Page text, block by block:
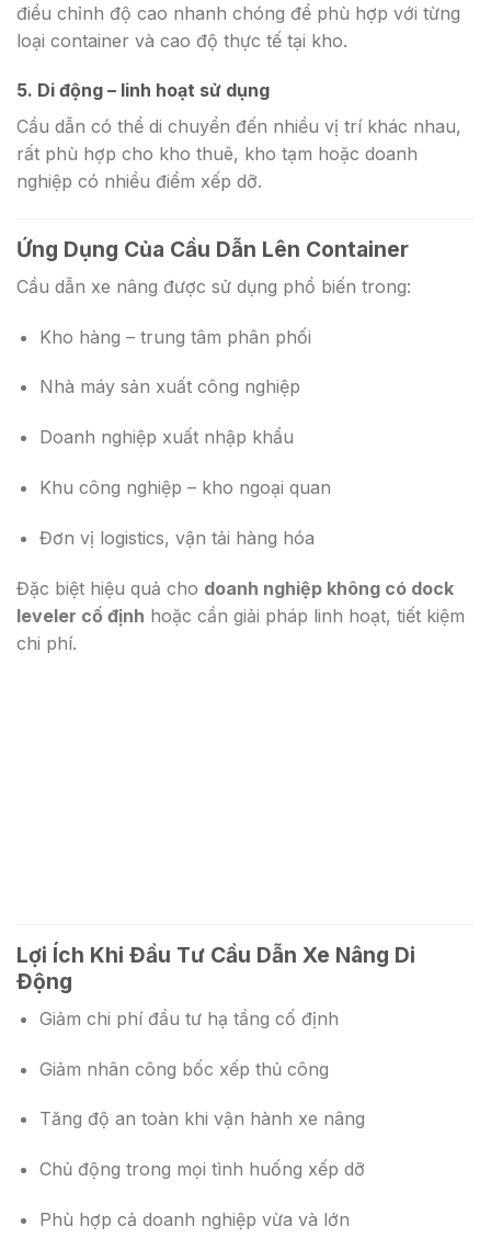
điều chỉnh độ cao nhanh chóng để phù hợp với từng
loại container và cao độ thực tế tại kho.
5. Di động – linh hoạt sử dụng
Cầu dẫn có thể di chuyển đến nhiều vị trí khác nhau,
rất phù hợp cho kho thuê, kho tạm hoặc doanh
nghiệp có nhiều điểm xếp dỡ.
Ứng Dụng Của Cầu Dẫn Lên Container
Cầu dẫn xe nâng được sử dụng phổ biến trong:
Kho hàng – trung tâm phân phối
Nhà máy sản xuất công nghiệp
Doanh nghiệp xuất nhập khẩu
Khu công nghiệp – kho ngoại quan
Đơn vị logistics, vận tải hàng hóa
Đặc biệt hiệu quả cho doanh nghiệp không có dock
leveler cố định hoặc cần giải pháp linh hoạt, tiết kiệm
chi phí.
Lợi Ích Khi Đầu Tư Cầu Dẫn Xe Nâng Di
Động
Giảm chi phí đầu tư hạ tầng cố định
Giảm nhân công bốc xếp thủ công
Tăng độ an toàn khi vận hành xe nâng
Chủ động trong mọi tình huống xếp dỡ
Phù hợp cả doanh nghiệp vừa và lớn